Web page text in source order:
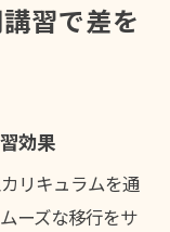
習で差を
効果
リキュラムを通
ーズな移行をサ